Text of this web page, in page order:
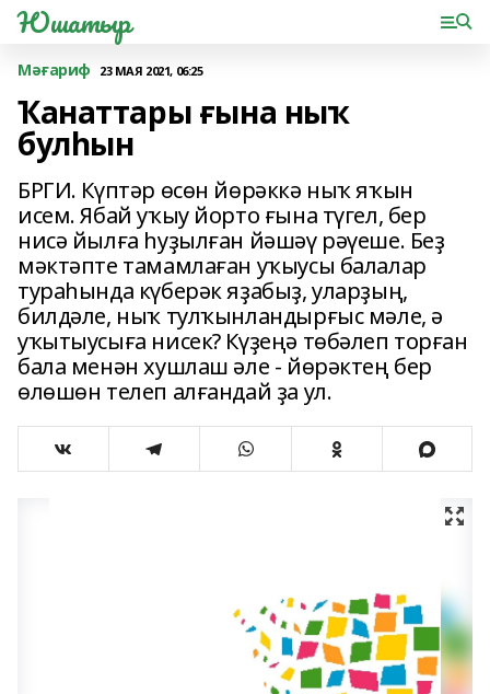
Юшатыр
Мәғариф 23 МАЯ 2021, 06:25
Ҡанаттары ғына ныҡ
булһын
БРГИ. Күптәр өсөн йөрәккә ныҡ яҡын
исем. Ябай уҡыу йорто ғына түгел, бер
нисә йылға һуҙылған йәшәү рәүеше. Беҙ
мәктәпте тамамлаған уҡыусы балалар
тураһында күберәк яҙабыҙ, уларҙың,
билдәле, ныҡ тулҡынландырғыс мәле, ә
уҡытыусыға нисек? Күҙеңә төбәлеп торған
бала менән хушлаш әле - йөрәктең бер
өлөшөн телеп алғандай ҙа ул.